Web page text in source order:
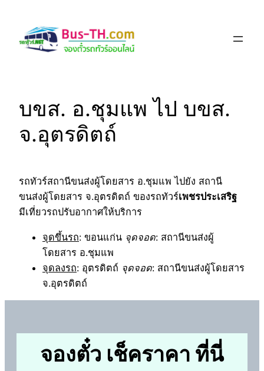
content
บขส. อ.ชุมแพ ไป บขส.
จ.อุตรดิตถ์
รถทัวร์สถานีขนส่งผู้โดยสาร อ.ชุมแพ ไปยัง สถานี
ขนส่งผู้โดยสาร จ.อุตรดิตถ์ ของรถทัวร์เพชรประเสริฐ
มีเที่ยวรถปรับอากาศให้บริการ
จุดขึ้นรถ: ขอนแก่น จุดจอด: สถานีขนส่งผู้
โดยสาร อ.ชุมแพ
จุดลงรถ: อุตรดิตถ์ จุดจอด: สถานีขนส่งผู้โดยสาร
จ.อุตรดิตถ์
จองตั๋ว เช็คราคา ที่นี่